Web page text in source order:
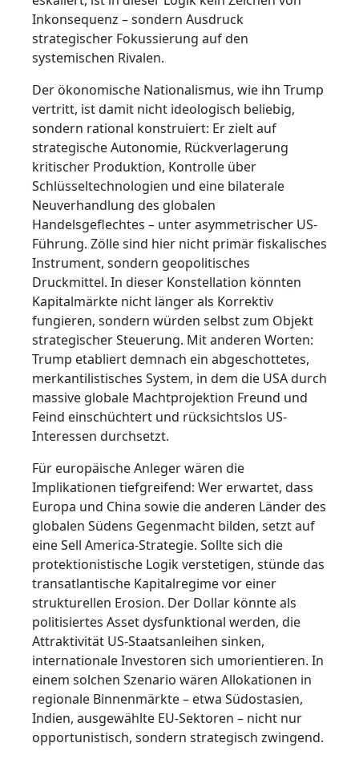
Inkonsequenz – sondern Ausdruck
strategischer Fokussierung auf den
systemischen Rivalen.
Der ökonomische Nationalismus, wie ihn Trump
vertritt, ist damit nicht ideologisch beliebig,
sondern rational konstruiert: Er zielt auf
strategische Autonomie, Rückverlagerung
kritischer Produktion, Kontrolle über
Schlüsseltechnologien und eine bilaterale
Neuverhandlung des globalen
Handelsgeflechtes – unter asymmetrischer US-
Führung. Zölle sind hier nicht primär fiskalisches
Instrument, sondern geopolitisches
Druckmittel. In dieser Konstellation könnten
Kapitalmärkte nicht länger als Korrektiv
fungieren, sondern würden selbst zum Objekt
strategischer Steuerung. Mit anderen Worten:
Trump etabliert demnach ein abgeschottetes,
merkantilistisches System, in dem die USA durch
massive globale Machtprojektion Freund und
Feind einschüchtert und rücksichtslos US-
Interessen durchsetzt.
Für europäische Anleger wären die
Implikationen tiefgreifend: Wer erwartet, dass
Europa und China sowie die anderen Länder des
globalen Südens Gegenmacht bilden, setzt auf
eine Sell America-Strategie. Sollte sich die
protektionistische Logik verstetigen, stünde das
transatlantische Kapitalregime vor einer
strukturellen Erosion. Der Dollar könnte als
politisiertes Asset dysfunktional werden, die
Attraktivität US-Staatsanleihen sinken,
internationale Investoren sich umorientieren. In
einem solchen Szenario wären Allokationen in
regionale Binnenmärkte – etwa Südostasien,
Indien, ausgewählte EU-Sektoren – nicht nur
opportunistisch, sondern strategisch zwingend.